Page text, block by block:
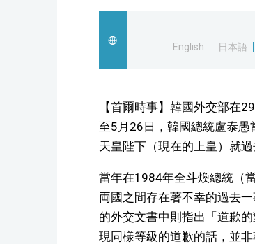
English
日本語
【首爾時事】韓國外交部在
至5月26日，韓國總統盧泰愚
天皇陛下（現在的上皇）就
當年在1984年全斗煥總統（
両國之間存在著不幸的過去
的外交文書中則指出「道歉
現同樣等級的道歉的話，並